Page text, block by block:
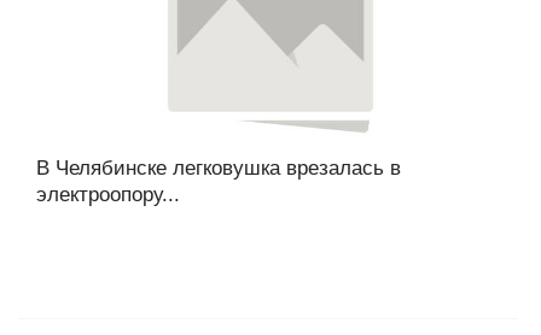
В Челябинске легковушка врезалась в
электроопору...